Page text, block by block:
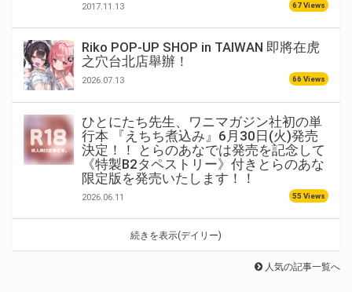
2017.11.13 67 Views
Riko POP-UP SHOP in TAIWAN 即將在虎
之穴台北店舉辦！
2026.07.13 66 Views
ひとにたち先生、ワニマガジン社初の単
行本 『えちち煮込み』6月30日(火)発売
決定！！ とらのあなでは発売を記念して
《特製B2タペストリー》付きとらのあな
限定版を発売いたします！！
2026.06.11 55 Views
続きを表示(デイリー)
人気の記事一覧へ